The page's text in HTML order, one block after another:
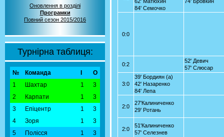
Оновлення в розділі
Програмки
Повний сезон 2015/2016
Турнірна таблиця:
№ Команда
О
1
Шахтар 1
3
2
Карпати 1
3
3
Епіцентр 1
3
4
Зоря 1
3
5
Полісся 1
3
84' Семочко
0:0
0:2
52' Девич
57' Слюсар
3:0
39' Бордиян (а)
42' Назаренко
84' Лепа
2:0
27'Калиниченко
29' Ротань
2:0
51'Калиниченко
57' Селезнев